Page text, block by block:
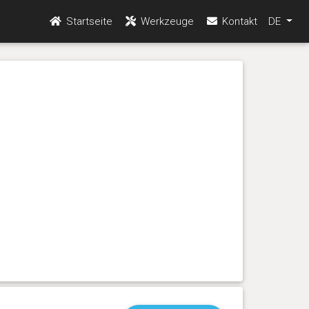
Startseite Werkzeuge Kontakt DE